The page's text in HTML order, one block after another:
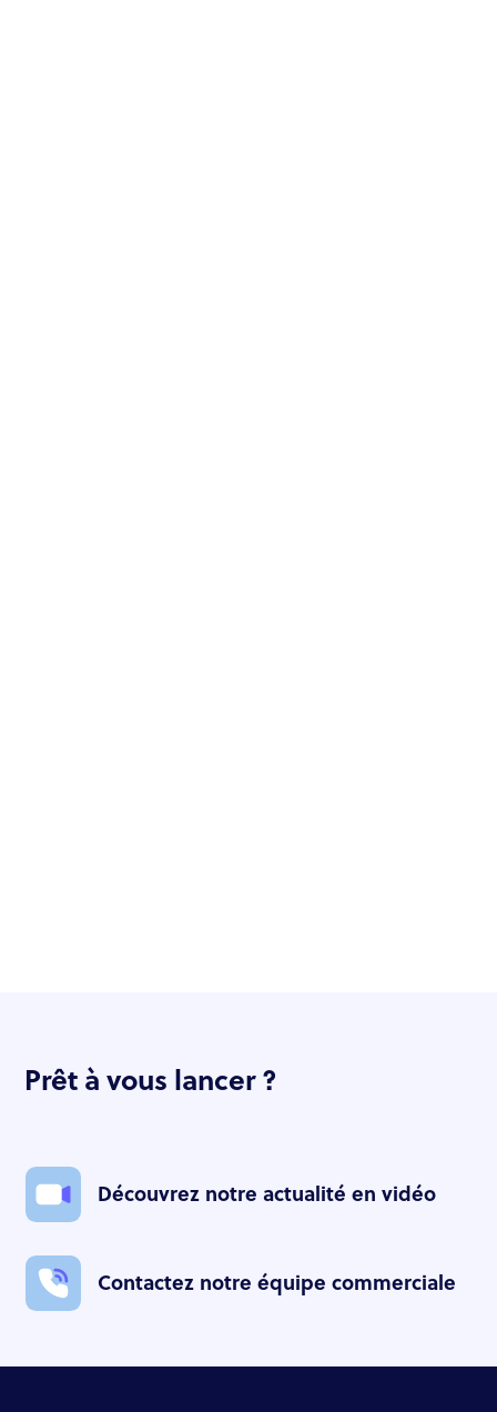
Prêt à vous lancer ?
Découvrez notre actualité en vidéo
Contactez notre équipe commerciale